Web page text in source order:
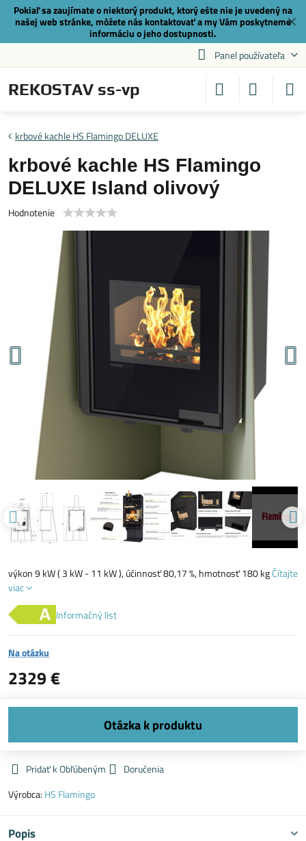
✕
Pokiaľ sa zaujímate o niektorý produkt, ktorý ešte nie je uvedený na
našej web stránke, môžete nás kontaktovaťa my Vám poskytneme
informáciu o jeho dostupnosti.
Panel používateľa
REKOSTAV ss-vp
krbové kachle HS Flamingo DELUXE
krbové kachle HS Flamingo
DELUXE Island olivový
Hodnotenie
výkon 9 kW ( 3 kW - 11 kW ), účinnosť 80,17 %, hmotnosť 180 kgČítajte
viac
Informačný list
Na otázku
2329 €
Pridať k Obľúbeným
Doručenia
Výrobca: HS Flamingo
Popis